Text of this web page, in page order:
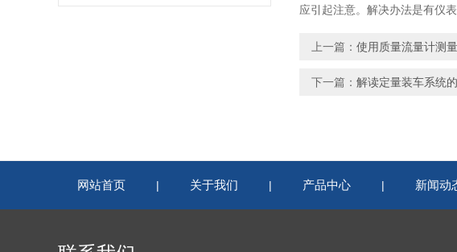
应引起注意。解决办法是有仪
上一篇： 使用质量流量计测
下一篇： 解读定量装车系统
网站首页 | 关于我们 | 产品中心 | 新闻动